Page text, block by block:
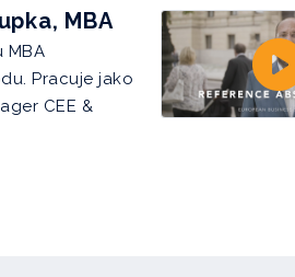
MBA
MBA
Pracuje jako
CEE &